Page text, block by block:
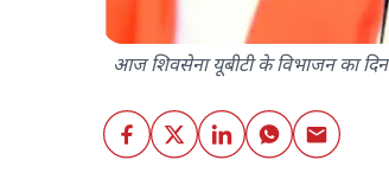
आज शिवसेना यूबीटी के विभाजन का दिन